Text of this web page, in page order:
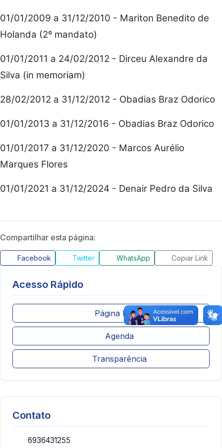
01/01/2009 a 31/12/2010 - Mariton Benedito de
Holanda (2º mandato)
01/01/2011 a 24/02/2012 - Dirceu Alexandre da
Silva (in memoriam)
28/02/2012 a 31/12/2012 - Obadias Braz Odorico
01/01/2013 a 31/12/2016 - Obadias Braz Odorico
01/01/2017 a 31/12/2020 - Marcos Aurélio
Marques Flores
01/01/2021 a 31/12/2024 - Denair Pedro da Silva
Compartilhar esta página:
Facebook Twitter WhatsApp Copiar Link
Acesso Rápido
Página Inicial
Agenda
Transparência
Contato
6936431255